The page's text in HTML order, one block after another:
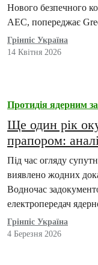
Нового безпечного
АЕС, попереджає
річниці аварії на
Грінпіс Україна
14 Квітня 2026
Протидія ядерним
Ще один рік
прапором:
викриває
нібито
Під час огляду
виявлено жодних
Водночас
електропередач
військовими діями
Грінпіс Україна
4 Березня 2026